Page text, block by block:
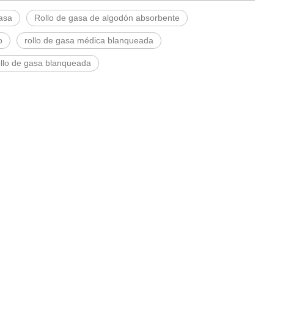
Rollo de gasa de algodón absorbente
rollo de gasa médica blanqueada
de gasa blanqueada